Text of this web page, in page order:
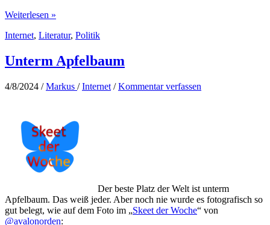
Extremistische
Weiterlesen »
Internet, Literatur, Politik
Unterm Apfelbaum
4/8/2024 /Markus /Internet /Kommentar verfassen
Der beste Platz der Welt ist unterm
Apfelbaum. Das weiß jeder. Aber noch nie wurde es fotografisch so
gut belegt, wie auf dem Foto im „Skeet der Woche“ von
@avalonorden: